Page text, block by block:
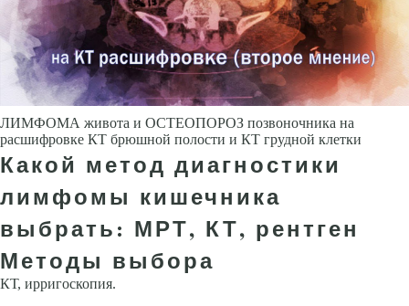
ЛИМФОМА живота и ОСТЕОПОРОЗ позвоночника на
расшифровке КТ брюшной полости и КТ грудной клетки
Какой метод диагностики
лимфомы кишечника
выбрать: МРТ, КТ, рентген
Методы выбора
КТ, ирригоскопия.